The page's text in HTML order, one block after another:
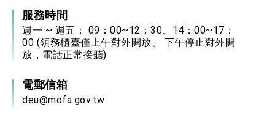
服務時間
週一 ~ 週五： 09：00~12：30、14：00~17：
00 (領務櫃臺僅上午對外開放、 下午停止對外開
放，電話正常接聽)
電郵信箱
deu@mofa.gov.tw